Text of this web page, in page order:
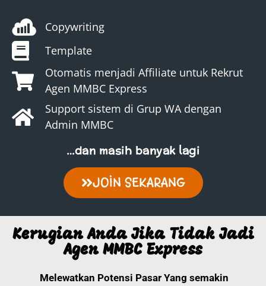
Copywriting
Template
Otomatis menjadi Affiliate untuk Rekrut
Agen MMBC Express
Support sistem di Grup WA dengan
Admin MMBC
…dan masih banyak lagi
JOIN SEKARANG
Kerugian Anda Jika Tidak Jadi
Agen MMBC Express
Melewatkan Potensi Pasar Yang semakin